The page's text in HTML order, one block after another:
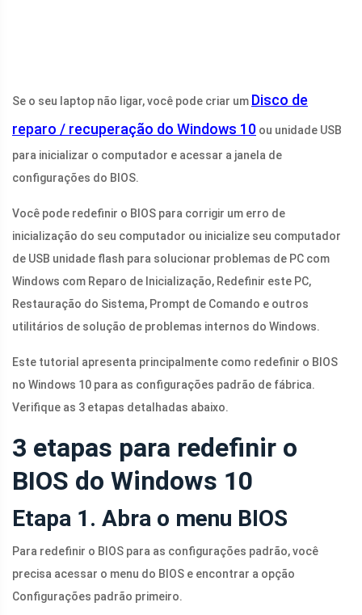
Se o seu laptop não ligar, você pode criar um Disco de
reparo / recuperação do Windows 10 ou unidade USB
para inicializar o computador e acessar a janela de
configurações do BIOS.
Você pode redefinir o BIOS para corrigir um erro de
inicialização do seu computador ou inicialize seu computador
de USB unidade flash para solucionar problemas de PC com
Windows com Reparo de Inicialização, Redefinir este PC,
Restauração do Sistema, Prompt de Comando e outros
utilitários de solução de problemas internos do Windows.
Este tutorial apresenta principalmente como redefinir o BIOS
no Windows 10 para as configurações padrão de fábrica.
Verifique as 3 etapas detalhadas abaixo.
3 etapas para redefinir o
BIOS do Windows 10
Etapa 1. Abra o menu BIOS
Para redefinir o BIOS para as configurações padrão, você
precisa acessar o menu do BIOS e encontrar a opção
Configurações padrão primeiro.